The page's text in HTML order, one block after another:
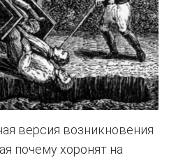
версия возникновения
почему хоронят на